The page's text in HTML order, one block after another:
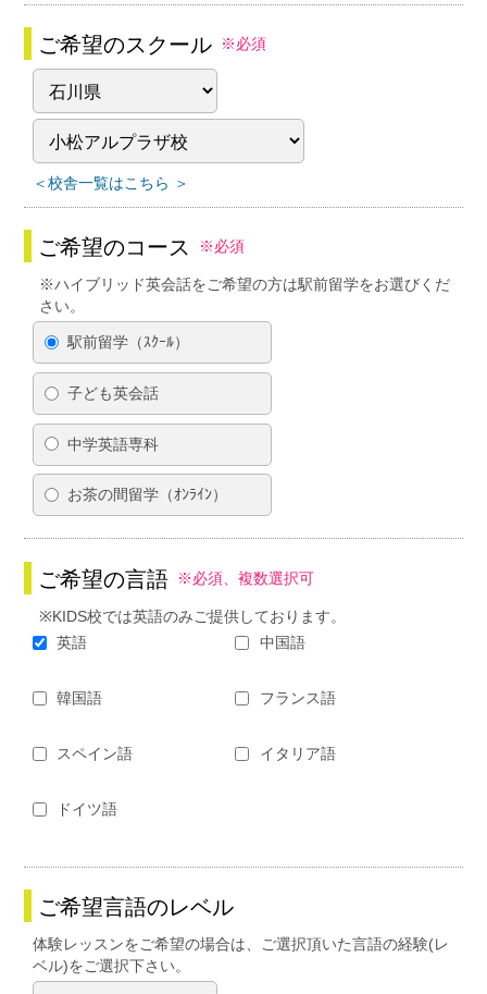
ご希望のスクール ※必須
＜校舎一覧はこちら ＞
ご希望のコース ※必須
※ハイブリッド英会話をご希望の方は駅前留学をお選びくだ
さい。
駅前留学（ｽｸｰﾙ）
子ども英会話
中学英語専科
お茶の間留学（ｵﾝﾗｲﾝ）
ご希望の言語 ※必須、複数選択可
※KIDS校では英語のみご提供しております。
英語
中国語
韓国語 フランス語
スペイン語 イタリア語
ドイツ語
ご希望言語のレベル
体験レッスンをご希望の場合は、ご選択頂いた言語の経験(レ
ベル)をご選択下さい。